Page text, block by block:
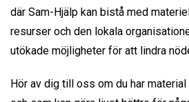
där Sam-Hjälp kan bistå med
resurser och den lokala
utökade möjligheter för att lindra
Hör av dig till oss om du har